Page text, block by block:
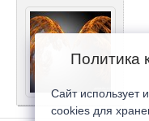
Политика
Сайт
cookies для